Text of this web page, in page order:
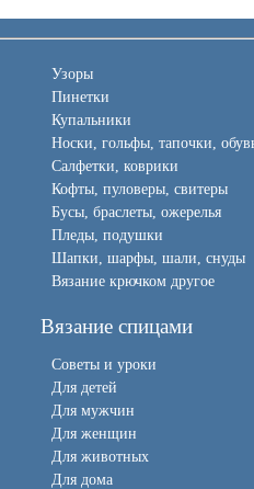
Узоры
Пинетки
Купальники
Носки, гольфы, тапочки,
Салфетки, коврики
Кофты, пуловеры, свитеры
Бусы, браслеты, ожерелья
Пледы, подушки
Шапки, шарфы, шали, снуды
Вязание крючком другое
Вязание спицами
Советы и уроки
Для детей
Для мужчин
Для женщин
Для животных
Для дома